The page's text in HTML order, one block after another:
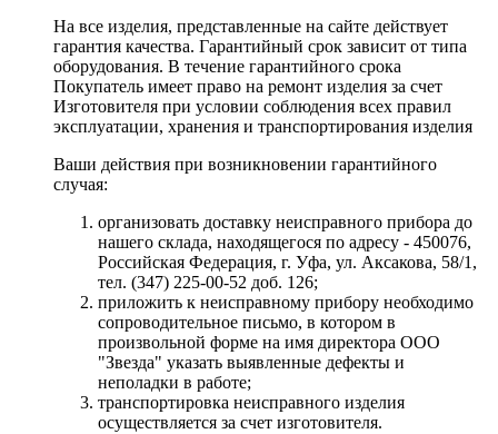
На все изделия, представленные на сайте действует
гарантия качества. Гарантийный срок зависит от типа
оборудования. В течение гарантийного срока
Покупатель имеет право на ремонт изделия за счет
Изготовителя при условии соблюдения всех правил
эксплуатации, хранения и транспортирования изделия
Ваши действия при возникновении гарантийного
случая:
организовать доставку неисправного прибора до
нашего склада, находящегося по адресу - 450076,
Российская Федерация, г. Уфа, ул. Аксакова, 58/1,
тел. (347) 225-00-52 доб. 126;
приложить к неисправному прибору необходимо
сопроводительное письмо, в котором в
произвольной форме на имя директора ООО
"Звезда" указать выявленные дефекты и
неполадки в работе;
транспортировка неисправного изделия
осуществляется за счет изготовителя.